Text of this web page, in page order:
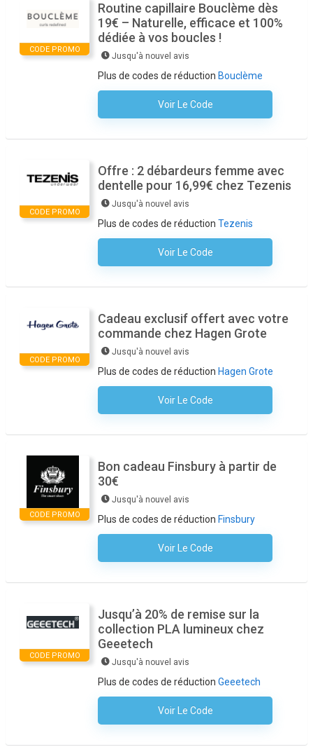
CODE PROMO
Routine capillaire Bouclème dès
19€ – Naturelle, efficace et 100%
dédiée à vos boucles !
Jusqu'à nouvel avis
Plus de codes de réduction Bouclème
Voir Le Code
Aucun Code N'est Nécessaire
CODE PROMO
Offre : 2 débardeurs femme avec
dentelle pour 16,99€ chez Tezenis
Jusqu'à nouvel avis
Plus de codes de réduction Tezenis
Voir Le Code
Aucun Code N'est Nécessaire
CODE PROMO
Cadeau exclusif offert avec votre
commande chez Hagen Grote
Jusqu'à nouvel avis
Plus de codes de réduction Hagen Grote
Voir Le Code
Aucun Code N'est Nécessaire
CODE PROMO
Bon cadeau Finsbury à partir de
30€
Jusqu'à nouvel avis
Plus de codes de réduction Finsbury
Voir Le Code
Aucun Code N'est Nécessaire
CODE PROMO
Jusqu’à 20% de remise sur la
collection PLA lumineux chez
Geeetech
Jusqu'à nouvel avis
Plus de codes de réduction Geeetech
Voir Le Code
Aucun Code N'est Nécessaire